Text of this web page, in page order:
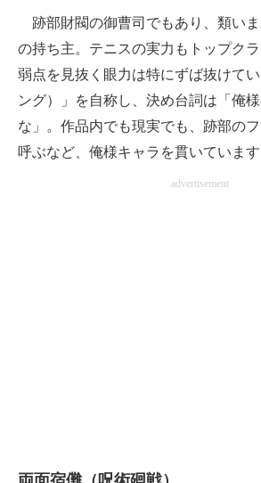
跡部財閥の御曹司でもあり、類い
の持ち主。テニスの実力もトップク
弱点を見抜く眼力は特にずば抜けて
ング）」を自称し、決め台詞は「俺
な」。作品内でも現実でも、跡部の
呼ぶなど、俺様キャラを貫いています
advertisement